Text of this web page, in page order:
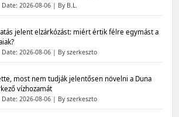
Date: 2026-08-06 By B.L.
jelent elzárkózást: miért értik félre egymást a
Date: 2026-08-06 By szerkeszto
most nem tudják jelentősen növelni a Duna
vízhozamát
Date: 2026-08-06 By szerkeszto